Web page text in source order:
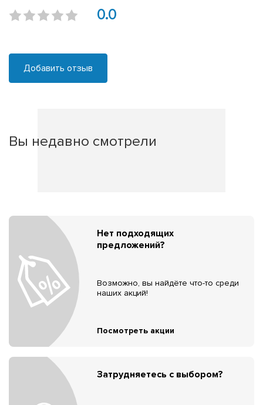
0.0
Добавить отзыв
Вы недавно смотрели
Нет подходящих
предложений?
Возможно, вы найдёте что-то среди
наших акций!
Посмотреть акции
Затрудняетесь с выбором?